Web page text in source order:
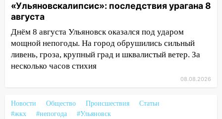
13:59 В Новом городе ураганным
ветром сорвало опалубку со
строящегося дома
13:54
В мэрии Ульяновска рассказали,
как устраняют последствия мощного
шторма
Ульяновск: дерево рухнуло на дом на
Орджоникидзе
«Ульяновскалипсис»: последствия урагана 8
августа
Днём 8 августа Ульяновск оказался под ударом
мощной непогоды. На город обрушились сильный
ливень, гроза, крупный град и шквалистый ветер. За
несколько часов стихия
08.08.2026
Новости Общество Происшествия
Статьи
#жкх
#непогода #Ульяновск